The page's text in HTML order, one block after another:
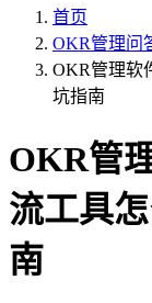
首页
OKR管理问
OKR管理软
坑指南
OKR管
流工具
南